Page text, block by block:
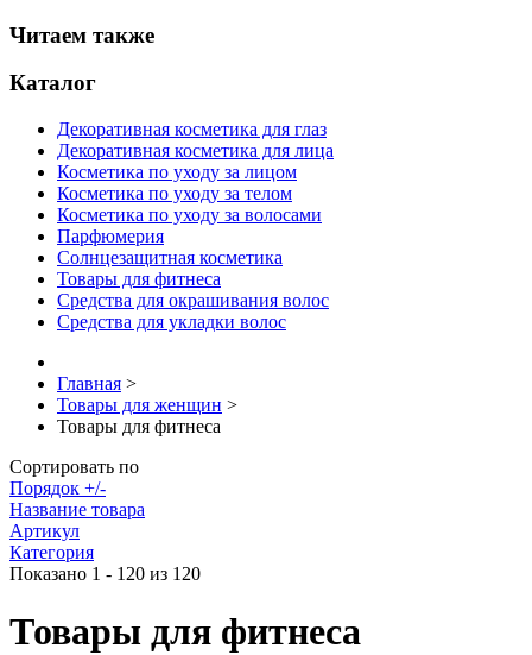
Читаем также
Каталог
Декоративная косметика для глаз
Декоративная косметика для лица
Косметика по уходу за лицом
Косметика по уходу за телом
Косметика по уходу за волосами
Парфюмерия
Солнцезащитная косметика
Товары для фитнеса
Средства для окрашивания волос
Средства для укладки волос
Главная >
Товары для женщин >
Товары для фитнеса
Сортировать по
Порядок +/-
Название товара
Артикул
Категория
Показано 1 - 120 из 120
Товары для фитнеса